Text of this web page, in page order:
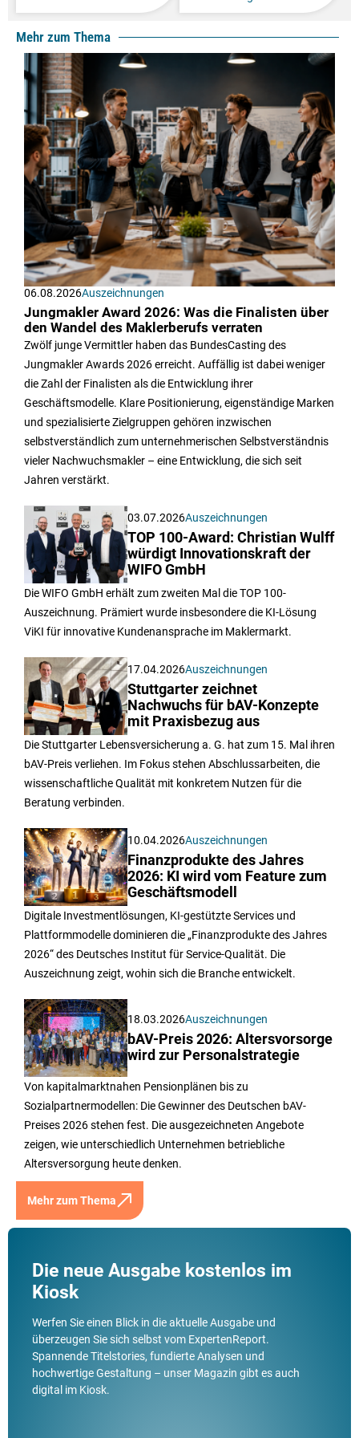
Mehr zum Thema
06.08.2026Auszeichnungen
Jungmakler Award 2026: Was die Finalisten über
den Wandel des Maklerberufs verraten
Zwölf junge Vermittler haben das BundesCasting des
Jungmakler Awards 2026 erreicht. Auffällig ist dabei weniger
die Zahl der Finalisten als die Entwicklung ihrer
Geschäftsmodelle. Klare Positionierung, eigenständige Marken
und spezialisierte Zielgruppen gehören inzwischen
selbstverständlich zum unternehmerischen Selbstverständnis
vieler Nachwuchsmakler – eine Entwicklung, die sich seit
Jahren verstärkt.
03.07.2026Auszeichnungen
TOP 100-Award: Christian Wulff
würdigt Innovationskraft der
WIFO GmbH
Die WIFO GmbH erhält zum zweiten Mal die TOP 100-
Auszeichnung. Prämiert wurde insbesondere die KI-Lösung
ViKI für innovative Kundenansprache im Maklermarkt.
17.04.2026Auszeichnungen
Stuttgarter zeichnet
Nachwuchs für bAV-Konzepte
mit Praxisbezug aus
Die Stuttgarter Lebensversicherung a. G. hat zum 15. Mal ihren
bAV-Preis verliehen. Im Fokus stehen Abschlussarbeiten, die
wissenschaftliche Qualität mit konkretem Nutzen für die
Beratung verbinden.
10.04.2026Auszeichnungen
Finanzprodukte des Jahres
2026: KI wird vom Feature zum
Geschäftsmodell
Digitale Investmentlösungen, KI-gestützte Services und
Plattformmodelle dominieren die „Finanzprodukte des Jahres
2026“ des Deutsches Institut für Service-Qualität. Die
Auszeichnung zeigt, wohin sich die Branche entwickelt.
18.03.2026Auszeichnungen
bAV-Preis 2026: Altersvorsorge
wird zur Personalstrategie
Von kapitalmarktnahen Pensionplänen bis zu
Sozialpartnermodellen: Die Gewinner des Deutschen bAV-
Preises 2026 stehen fest. Die ausgezeichneten Angebote
zeigen, wie unterschiedlich Unternehmen betriebliche
Altersversorgung heute denken.
Mehr zum Thema
Die neue Ausgabe kostenlos im
Kiosk
Werfen Sie einen Blick in die aktuelle Ausgabe und
überzeugen Sie sich selbst vom ExpertenReport.
Spannende Titelstories, fundierte Analysen und
hochwertige Gestaltung – unser Magazin gibt es auch
digital im Kiosk.